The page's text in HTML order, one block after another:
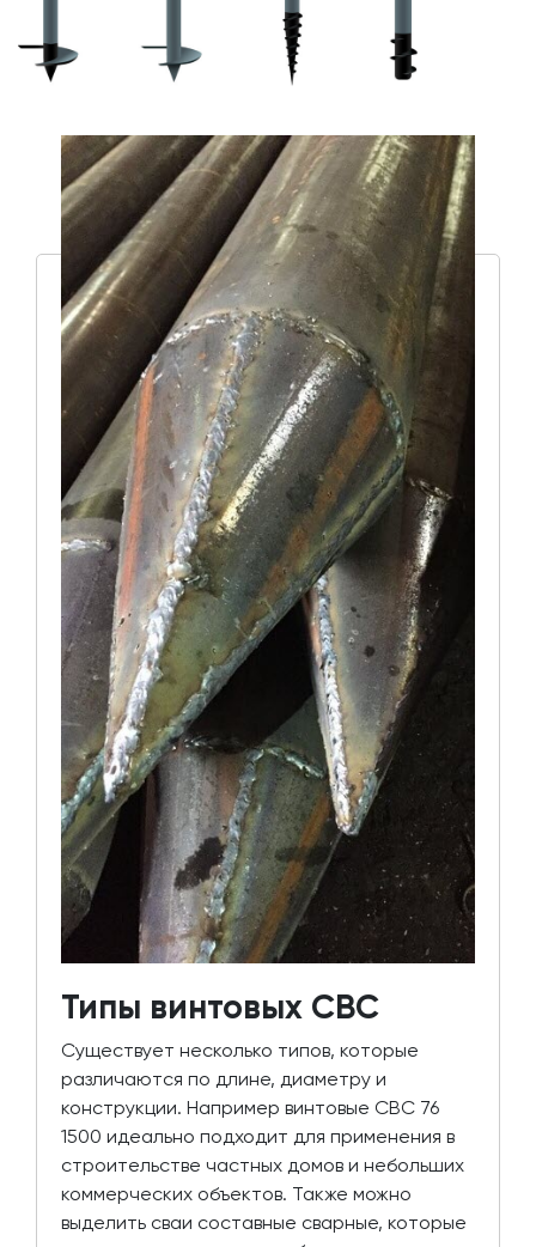
Типы винтовых СВС
Существует несколько типов, которые
различаются по длине, диаметру и
конструкции. Например винтовые СВС 76
1500 идеально подходит для применения в
строительстве частных домов и небольших
коммерческих объектов. Также можно
выделить сваи составные сварные, которые